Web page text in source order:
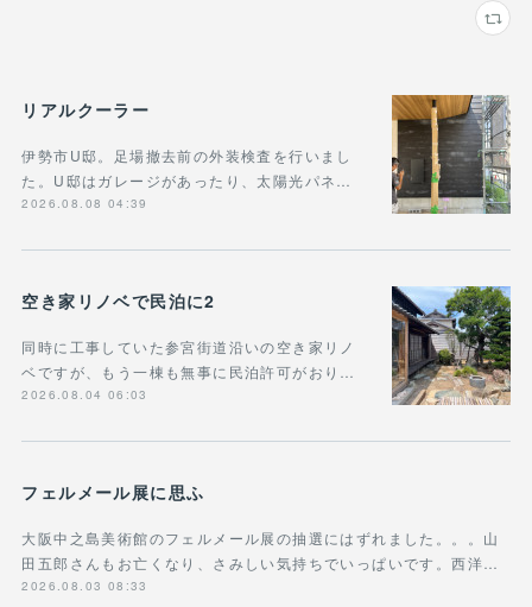
リアルクーラー
伊勢市U邸。足場撤去前の外装検査を行いまし
た。U邸はガレージがあったり、太陽光パネ…
2026.08.08 04:39
空き家リノベで民泊に2
同時に工事していた参宮街道沿いの空き家リノ
ベですが、もう一棟も無事に民泊許可がおり…
2026.08.04 06:03
フェルメール展に思ふ
大阪中之島美術館のフェルメール展の抽選にはずれました。。。山
田五郎さんもお亡くなり、さみしい気持ちでいっぱいです。西洋…
2026.08.03 08:33